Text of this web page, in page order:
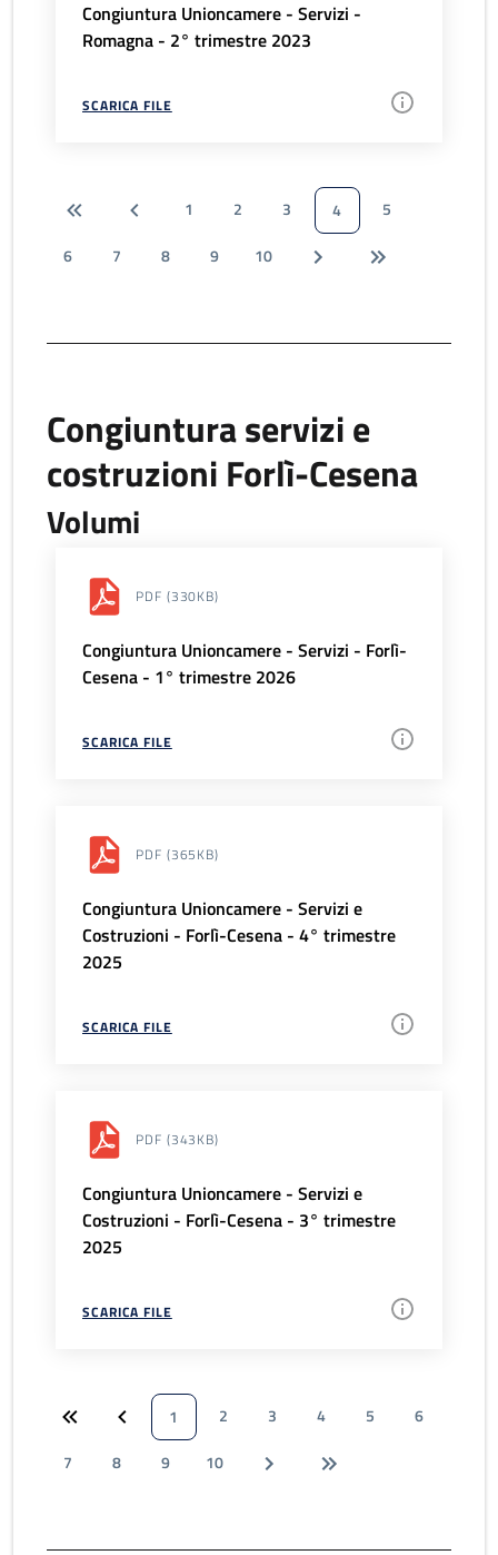
Congiuntura Unioncamere - Servizi -
Romagna - 2° trimestre 2023
SCARICA FILE
1 2 3 4
5
6
7 8 9 10
Congiuntura servizi e
costruzioni Forlì-Cesena
Volumi
PDF (330KB)
Congiuntura Unioncamere - Servizi - Forlì-
Cesena - 1° trimestre 2026
SCARICA FILE
PDF (365KB)
Congiuntura Unioncamere - Servizi e
Costruzioni - Forlì-Cesena - 4° trimestre
2025
SCARICA FILE
PDF (343KB)
Congiuntura Unioncamere - Servizi e
Costruzioni - Forlì-Cesena - 3° trimestre
2025
SCARICA FILE
1 2 3 4 5
6
7
8 9 10